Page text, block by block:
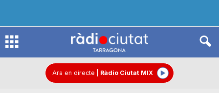
R
Ara en directe Ràdio Ciutat MIX